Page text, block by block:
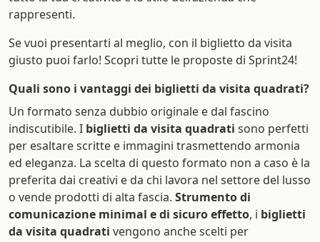
rappresenti.
Se vuoi presentarti al meglio, con il biglietto da visita
giusto puoi farlo! Scopri tutte le proposte di Sprint24!
Quali sono i vantaggi dei biglietti da visita quadrati?
Un formato senza dubbio originale e dal fascino
indiscutibile. I biglietti da visita quadrati sono perfetti
per esaltare scritte e immagini trasmettendo armonia
ed eleganza. La scelta di questo formato non a caso è la
preferita dai creativi e da chi lavora nel settore del lusso
o vende prodotti di alta fascia. Strumento di
comunicazione minimal e di sicuro effetto, i biglietti
da visita quadrati vengono anche scelti per